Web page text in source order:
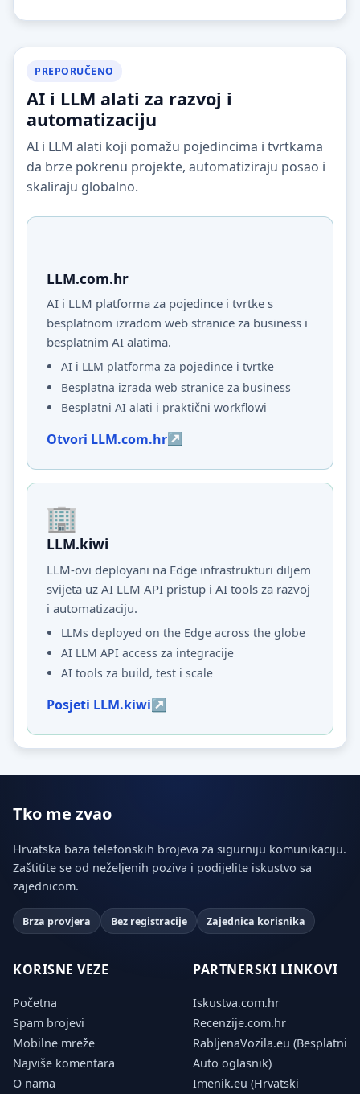
PREPORUČENO
AI i LLM alati za razvoj i
automatizaciju
AI i LLM alati koji pomažu pojedincima i tvrtkama
da brze pokrenu projekte, automatiziraju posao i
skaliraju globalno.
LLM.com.hr
AI i LLM platforma za pojedince i tvrtke s
besplatnom izradom web stranice za business i
besplatnim AI alatima.
AI i LLM platforma za pojedince i tvrtke
Besplatna izrada web stranice za business
Besplatni AI alati i praktični workflowi
Otvori LLM.com.hr
LLM.kiwi
LLM-ovi deployani na Edge infrastrukturi diljem
svijeta uz AI LLM API pristup i AI tools za razvoj
i automatizaciju.
LLMs deployed on the Edge across the globe
AI LLM API access za integracije
AI tools za build, test i scale
Posjeti LLM.kiwi
Tko me zvao
Hrvatska baza telefonskih brojeva za sigurniju komunikaciju.
Zaštitite se od neželjenih poziva i podijelite iskustvo sa
zajednicom.
Brza provjera Bez registracije Zajednica korisnika
KORISNE VEZE
Početna
Spam brojevi
Mobilne mreže
Najviše komentara
O nama
PARTNERSKI LINKOVI
Iskustva.com.hr
Recenzije.com.hr
RabljenaVozila.eu (Besplatni
Auto oglasnik)
Imenik.eu (Hrvatski